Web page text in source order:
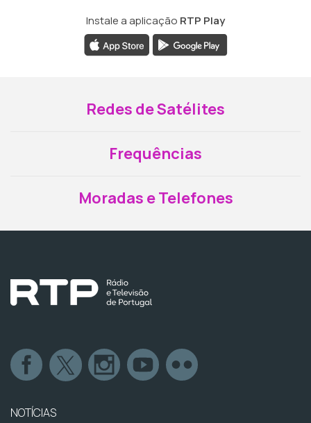
Instale a aplicação RTP Play
Redes de Satélites
Frequências
Moradas e Telefones
NOTÍCIAS